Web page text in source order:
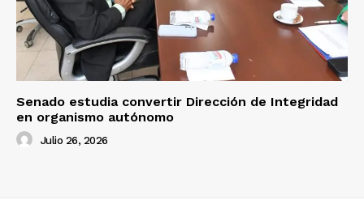
Senado estudia convertir Dirección de Integridad
en organismo autónomo
Julio 26, 2026